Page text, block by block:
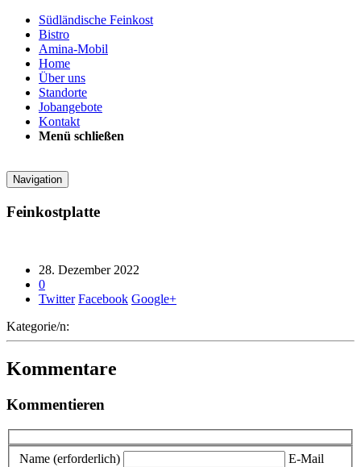
Südländische Feinkost
Bistro
Amina-Mobil
Home
Über uns
Standorte
Jobangebote
Kontakt
Menü schließen
Navigation
Feinkostplatte
28. Dezember 2022
0
Twitter Facebook Google+
Kategorie/n:
Kommentare
Kommentieren
Name (erforderlich)
E-Mail